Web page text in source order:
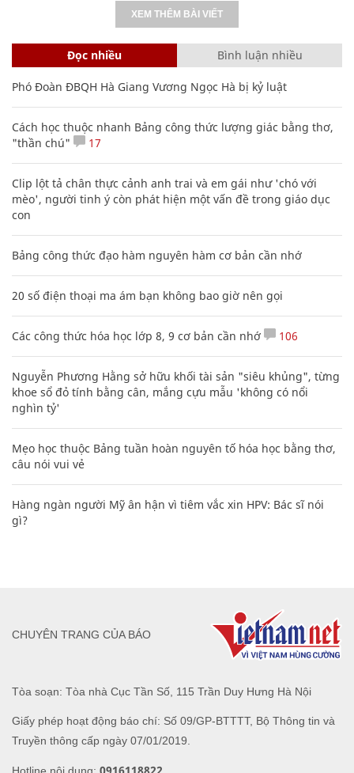
XEM THÊM BÀI VIẾT
Đọc nhiều Bình luận nhiều
Phó Đoàn ĐBQH Hà Giang Vương Ngọc Hà bị kỷ luật
Cách học thuộc nhanh Bảng công thức lượng giác bằng thơ,
"thần chú"
17
Clip lột tả chân thực cảnh anh trai và em gái như 'chó với
mèo', người tinh ý còn phát hiện một vấn đề trong giáo dục
con
Bảng công thức đạo hàm nguyên hàm cơ bản cần nhớ
20 số điện thoại ma ám bạn không bao giờ nên gọi
Các công thức hóa học lớp 8, 9 cơ bản cần nhớ 106
Nguyễn Phương Hằng sở hữu khối tài sản "siêu khủng", từng
khoe sổ đỏ tính bằng cân, mắng cựu mẫu 'không có nổi
nghìn tỷ'
Mẹo học thuộc Bảng tuần hoàn nguyên tố hóa học bằng thơ,
câu nói vui vẻ
Hàng ngàn người Mỹ ân hận vì tiêm vắc xin HPV: Bác sĩ nói
gì?
Tòa soạn: Tòa nhà Cục Tần Số, 115 Trần Duy Hưng Hà Nội
Giấy phép hoạt động báo chí: Số 09/GP-BTTTT, Bộ Thông tin và
Truyền thông cấp ngày 07/01/2019.
CHUYÊN TRANG CỦA BÁO